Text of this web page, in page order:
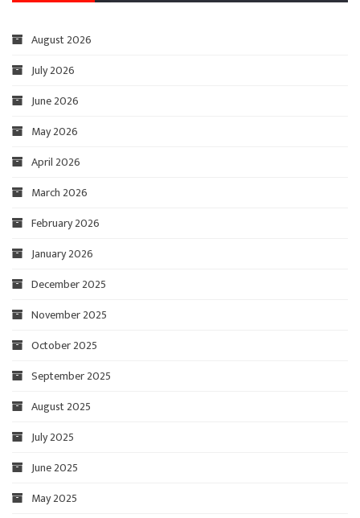
August 2026
July 2026
June 2026
May 2026
April 2026
March 2026
February 2026
January 2026
December 2025
November 2025
October 2025
September 2025
August 2025
July 2025
June 2025
May 2025